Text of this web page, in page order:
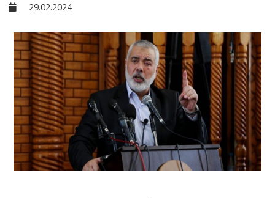
Kültür - Sanat
Ekonomi
Dünya
Yorum - Analiz
29.02.2024